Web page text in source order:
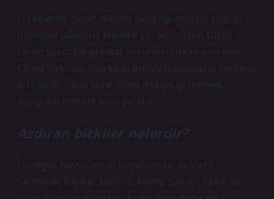
Erkeklerde cinsel aktivite eksikliği prostat sağlığı
üzerinde olumsuz etkilere yol açar. Uzun süreli
cinsel susuzluk prostat sorunları riskini artırabilir.
Cinsel ilişki, partnerler arasındaki duygusal yakınlığı
artırabilir. Uzun süre cinsel ilişkiye girmemek
duygusal mesafe hissi yaratır.
Azdıran bitkiler nelerdir?
Örneğin; havuç, muz, kuşkonmaz, zencefil,
sarımsak, hardal, kereviz, kişniş, safran, kekik ve